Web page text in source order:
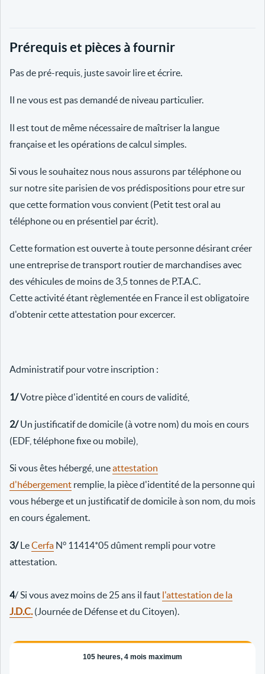
Prérequis et pièces à fournir
Pas de pré-requis, juste savoir lire et écrire.
Il ne vous est pas demandé de niveau particulier.
Il est tout de même nécessaire de maîtriser la langue
française et les opérations de calcul simples.
Si vous le souhaitez nous nous assurons par téléphone ou
sur notre site parisien de vos prédispositions pour etre sur
que cette formation vous convient (Petit test oral au
téléphone ou en présentiel par écrit).
Cette formation est ouverte à toute personne désirant créer
une entreprise de transport routier de marchandises avec
des véhicules de moins de 3,5 tonnes de P.T.A.C.
Cette activité étant règlementée en France il est obligatoire
d'obtenir cette attestation pour excercer.
Administratif pour votre inscription :
1/Votre pièce d'identité en cours de validité,
2/Un justificatif de domicile (à votre nom) du mois en cours
(EDF, téléphone fixe ou mobile),
Si vous êtes hébergé, uneattestation
d'hébergement remplie, la pièce d'identité de la personne qui
vous héberge et un justificatif de domicile à son nom, du mois
en cours également.
3/LeCerfa N° 11414*05 dûment rempli pour votre
attestation.
4/ Si vous avez moins de 25 ans il faut l'attestation de la
J.D.C.(Journée de Défense et du Citoyen).